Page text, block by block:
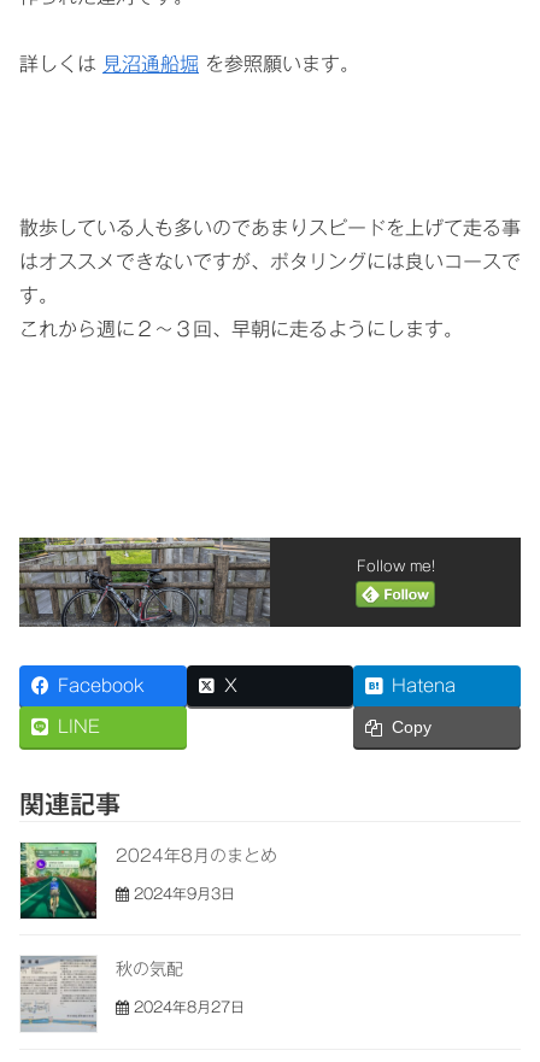
詳しくは 見沼通船堀 を参照願います。
散歩している人も多いのであまりスピードを上げて走る事
はオススメできないですが、ポタリングには良いコースで
す。
これから週に２～３回、早朝に走るようにします。
Follow me!
Facebook X Hatena
LINE Copy
関連記事
2024年8月のまとめ
2024年9月3日
秋の気配
2024年8月27日